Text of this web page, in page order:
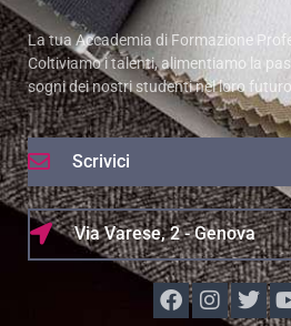
La tua Accademia di Formazione
Coltiviamo i talenti, alimentiamo la
sogni dei nostri studenti nel loro
Scrivici
Via Varese, 2 - Genova